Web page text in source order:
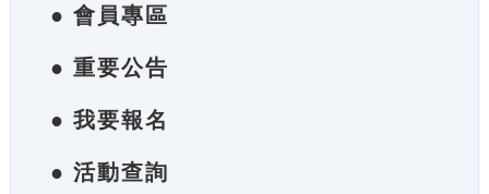
● 會員專區
● 重要公告
● 我要報名
● 活動查詢